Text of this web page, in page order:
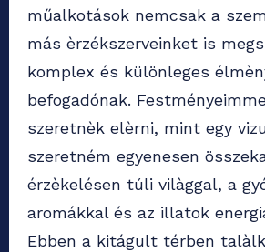
műalkotások nemcsak a
más èrzékszerveinket is
komplex és különleges
befogadónak.
szeretnèk elèrni, mint egy
szeretném egyenesen
érzèkelésen túli vilàggal, a
aromákkal és az illatok
Ebben a kitágult térben